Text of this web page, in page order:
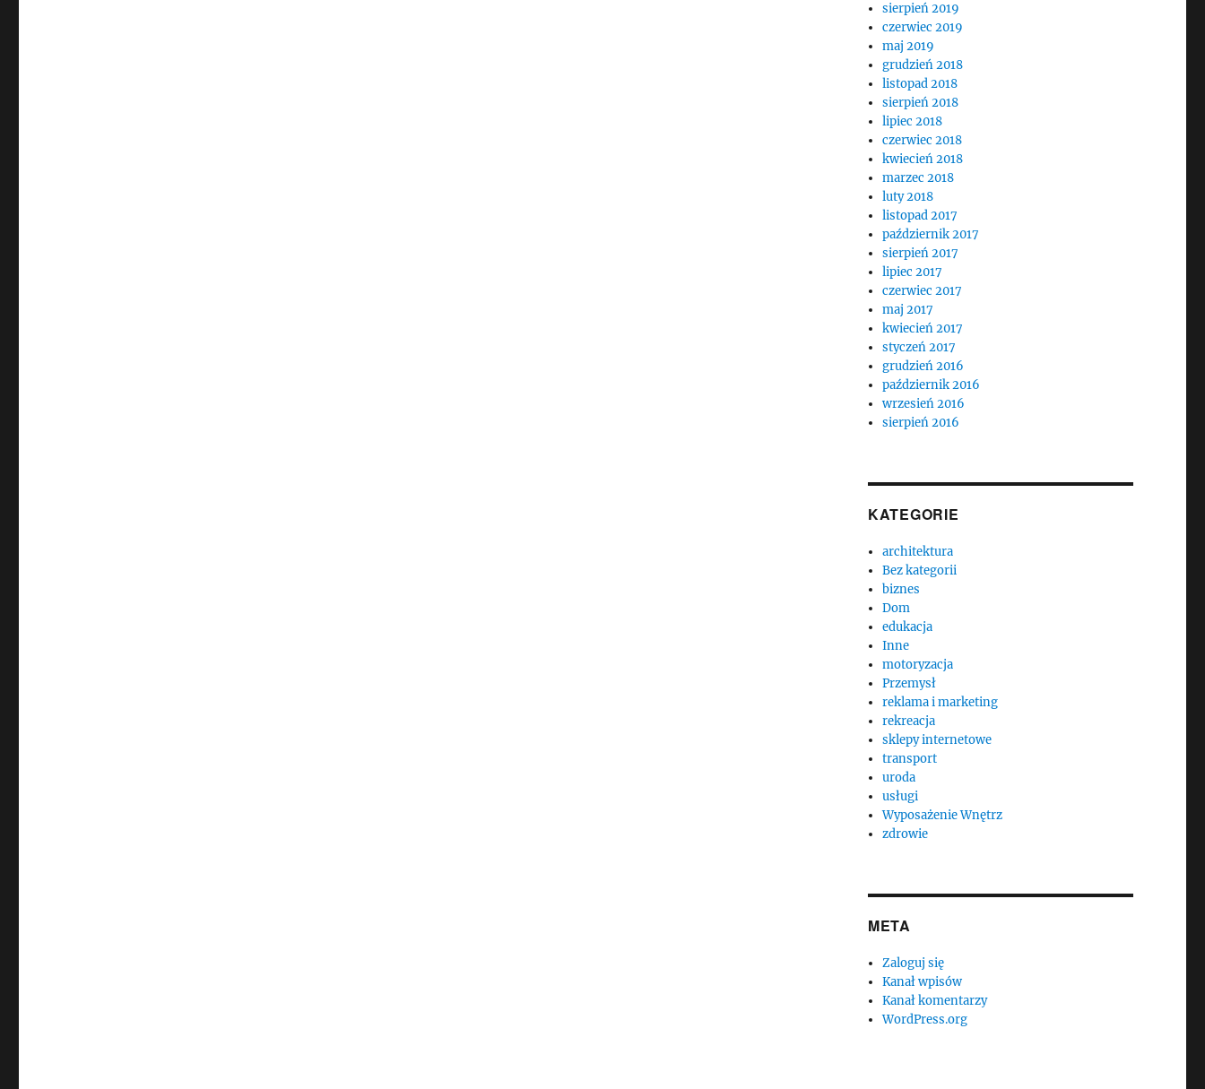
sierpień 2019
czerwiec 2019
maj 2019
grudzień 2018
listopad 2018
sierpień 2018
lipiec 2018
czerwiec 2018
kwiecień 2018
marzec 2018
luty 2018
listopad 2017
październik 2017
sierpień 2017
lipiec 2017
czerwiec 2017
maj 2017
kwiecień 2017
styczeń 2017
grudzień 2016
październik 2016
wrzesień 2016
sierpień 2016
KATEGORIE
architektura
Bez kategorii
biznes
Dom
edukacja
Inne
motoryzacja
Przemysł
reklama i marketing
rekreacja
sklepy internetowe
transport
uroda
usługi
Wyposażenie Wnętrz
zdrowie
META
Zaloguj się
Kanał wpisów
Kanał komentarzy
WordPress.org